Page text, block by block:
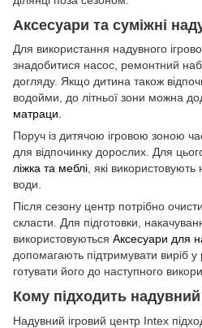
Аксесуари та суміжні
Для використання надувного
знадобитися насос, ремонтний
догляду. Якщо дитина також
водойми, до літньої зони можна
матраци.
Поруч із дитячою ігровою зоною
для відпочинку дорослих. Для
ліжка та меблі, які використовують
води.
Після сезону центр потрібно
скласти. Для підготовки,
використовуються Аксесуари для
допомагають підтримувати виріб
готувати його до наступного
Кому підходить
Надувний ігровий центр Intex